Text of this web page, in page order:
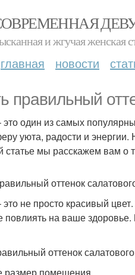
и жгучая женская
главная новости
правильный
один из самых
уюта, радости и энергии.
статье мы расскажем вам о
оттенок
не просто красивый
на ваше здоровье.
оттенок